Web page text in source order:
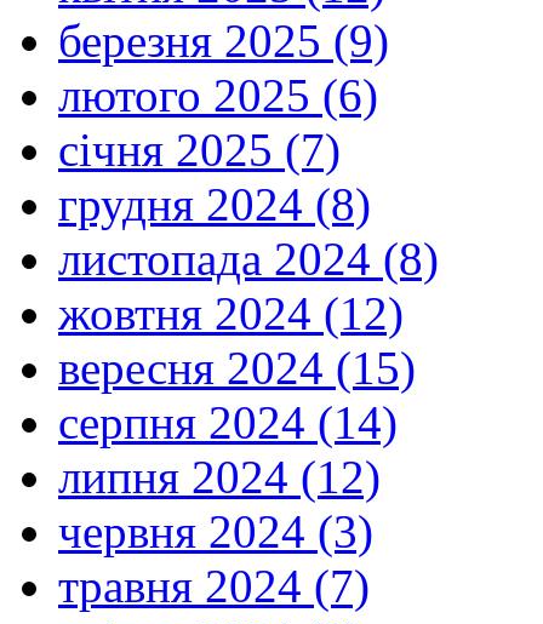
березня 2025 (9)
лютого 2025 (6)
січня 2025 (7)
грудня 2024 (8)
листопада 2024 (8)
жовтня 2024 (12)
вересня 2024 (15)
серпня 2024 (14)
липня 2024 (12)
червня 2024 (3)
травня 2024 (7)